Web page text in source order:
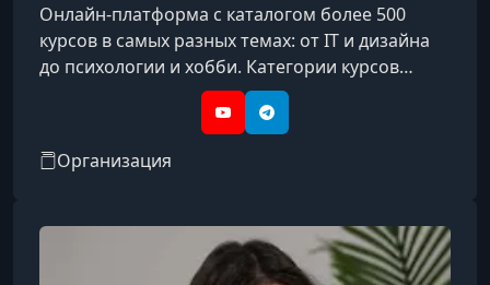
Онлайн-платформа с каталогом более 500
курсов в самых разных темах: от IT и дизайна
до психологии и хобби. Категории курсов
охватывают такие направления, как IT, бизнес,
дизайн, психология, творчество, блогинг, уход
YouTubeTelegram
Организация